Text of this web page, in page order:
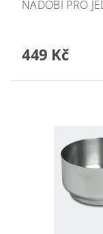
NÁDOBÍ PRO
449 Kč